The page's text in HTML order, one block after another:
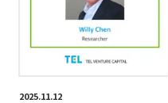
2025.11.12